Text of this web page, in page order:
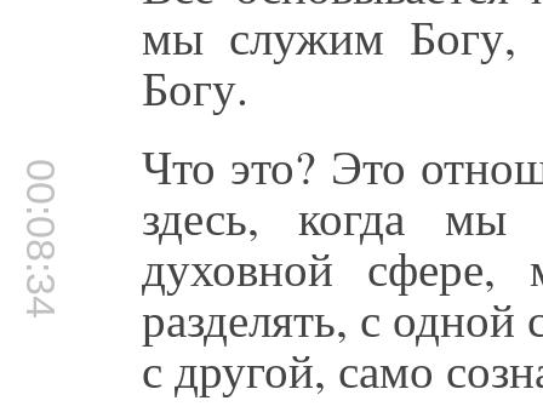
мы служим Богу,
Богу.
00:08:34 Что это? Это
здесь, когда
духовной
разделять, с одной
с другой, само